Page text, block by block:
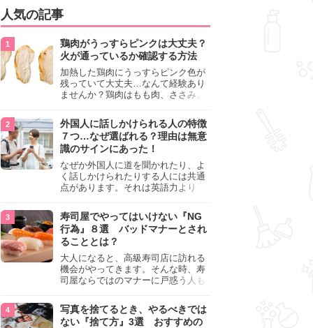
人気の記事
鶏肉がうっすらピンクは大丈夫？
火が通っているか確認する方法
加熱した鶏肉にうっすらピンク色が
残っていて大丈夫…なんて経験あり
ませんか？鶏肉はもも肉、ささみ、
わいが異なり、いろいろと楽しめる
料理ですが、鶏肉は加熱した後でも
うっすらピンク色の部分が大丈夫な
のと気になるときがあります。この
記事では生焼けか火が通っているの
かを確認する方法や、鶏肉を調理す
るときの注意点を紹介しますので、
参考にしてみてくださいね。
外国人に話しかけられる人の特徴
７つ…なぜ選ばれる？理由は無意
識のサインにあった！
なぜか外国人に道を聞かれたり、よ
く話しかけられたりする人には共通
点があります。それは英語力より
けても大丈夫」というサインが関係
しています。よく選ばれる人の特徴
や、英語が苦手でも焦らない対処
法、自分を守るための注意点を詳し
く解説します。
寿司屋でやってはいけない『NG
行為』８選 バッドマナーとされ
ることとは？
大人になると、高級寿司店に訪れる
機会がやってきます。そんな時、寿
司屋ならではのマナーに戸惑う人も
らためて寿司屋でやってはいけない
『NG行為』をチェックしましょう。
写真を捨てるとき、やるべきでは
ない『捨て方』3選 おすすめの